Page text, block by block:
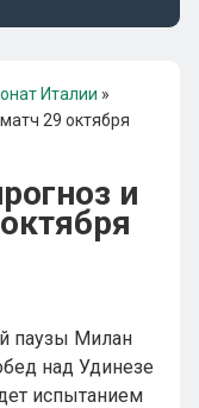
Италии »
29 октября
и
паузы Милан
над Удинезе
испытанием